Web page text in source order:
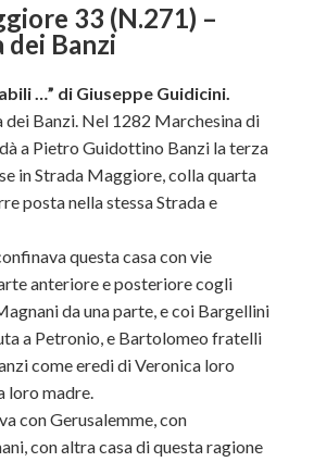
33 (N.271) –
dei Banzi
…” di Giuseppe Guidicini.
dei Banzi. Nel 1282 Marchesina di
a Pietro Guidottino Banzi la terza
in Strada Maggiore, colla quarta
posta nella stessa Strada e
questa casa con vie
anteriore e posteriore cogli
da una parte, e coi Bargellini
a Petronio, e Bartolomeo fratelli
come eredi di Veronica loro
loro madre.
con Gerusalemme, con
con altra casa di questa ragione